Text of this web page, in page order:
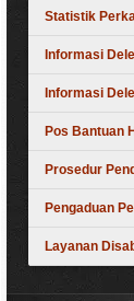
Statistik
Informasi
Informasi
Pos Bantuan
Prosedur
Pengaduan
Layanan